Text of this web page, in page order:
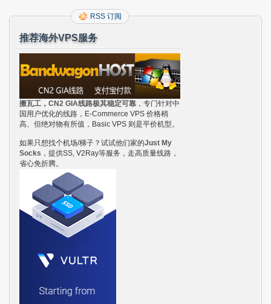
RSS 订阅
推荐海外VPS服务
搬瓦工，CN2 GIA线路极其稳定可靠 ，专门针对中
国用户优化的线路，E-Commerce VPS 价格稍
高、但绝对物有所值，Basic VPS 则是平价机型。
如果只想找个机场/梯子？试试他们家的Just My
Socks ，提供SS, V2Ray等服务，走高质量线路，
省心免折腾。